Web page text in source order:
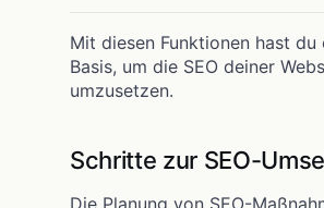
Mit diesen Funktionen hast du
Basis, um die SEO deiner
umzusetzen.
Schritte zur SEO-
Die Planung von SEO-